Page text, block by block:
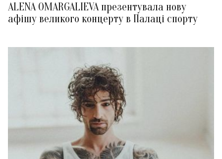
ALENA OMARGALIEVA презентувала нову
афішу великого концерту в Палаці спорту